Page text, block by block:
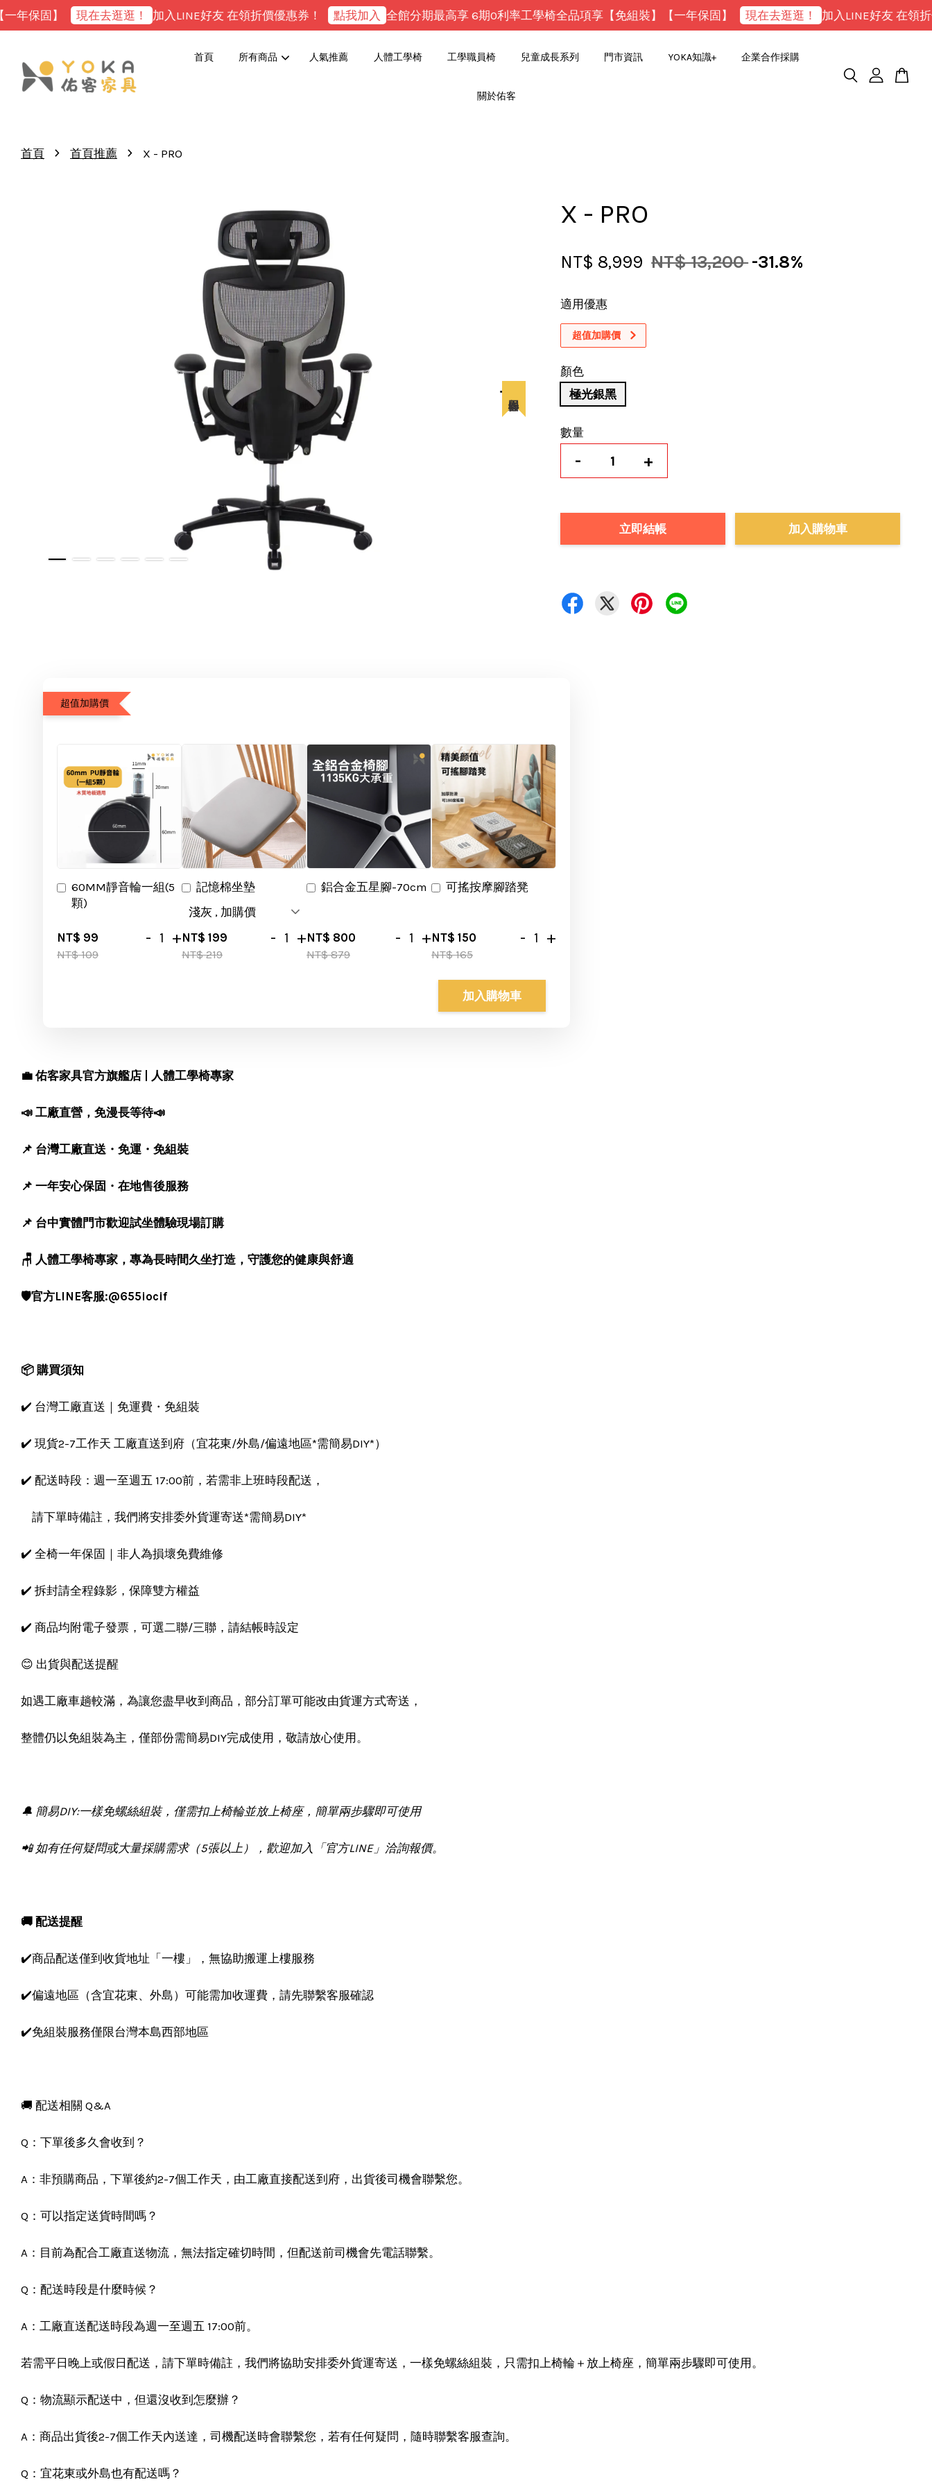
保固】 現在去逛逛！ 加入LINE好友 在領折價優惠券！ 點我加入 全館分期最高享 6期0利率工學椅全品項享【免組裝】【一年保固】 現在去逛逛！ 加入LINE好友 在領折價
首頁 所有商品 人氣推薦 人體工學椅 工學職員椅 兒童成長系列 門市資訊 YOKA知識+ 企業合作採購
關於佑客
首頁 › 首頁推薦 › X - PRO
X - PRO
NT$ 8,999 NT$ 13,200 -31.8%
適用優惠
超值加購價
顏色
極光銀黑
數量
- +
立即結帳 加入購物車
超值加購價
60MM靜音輪一組(5
顆)
NT$ 99
NT$ 109
- +
記憶棉坐墊
NT$ 199
NT$ 219
- +
鋁合金五星腳-70cm
NT$ 800
NT$ 879
- +
可搖按摩腳踏凳
NT$ 150
NT$ 165
- +
加入購物車
💼 佑客家具官方旗艦店 | 人體工學椅專家
📣 工廠直營，免漫長等待📣
📌 台灣工廠直送・免運・免組裝
📌 一年安心保固・在地售後服務
📌 台中實體門市歡迎試坐體驗現場訂購
🪑 人體工學椅專家，專為長時間久坐打造，守護您的健康與舒適
🛡️官方LINE客服:@655iocif
📦 購買須知
✔️ 台灣工廠直送｜免運費・免組裝
✔️ 現貨2-7工作天 工廠直送到府（宜花東/外島/偏遠地區*需簡易DIY*）
✔️ 配送時段：週一至週五 17:00前，若需非上班時段配送，
請下單時備註，我們將安排委外貨運寄送*需簡易DIY*
✔️ 全椅一年保固｜非人為損壞免費維修
✔️ 拆封請全程錄影，保障雙方權益
✔️ 商品均附電子發票，可選二聯/三聯，請結帳時設定
😊 出貨與配送提醒
如遇工廠車趟較滿，為讓您盡早收到商品，部分訂單可能改由貨運方式寄送，
整體仍以免組裝為主，僅部份需簡易DIY完成使用，敬請放心使用。
🔔 簡易DIY:一樣免螺絲組裝，僅需扣上椅輪並放上椅座，簡單兩步驟即可使用
📲 如有任何疑問或大量採購需求（5張以上），歡迎加入「官方LINE」洽詢報價。
🚚 配送提醒
✔️商品配送僅到收貨地址「一樓」，無協助搬運上樓服務
✔️偏遠地區（含宜花東、外島）可能需加收運費，請先聯繫客服確認
✔️免組裝服務僅限台灣本島西部地區
🚚 配送相關 Q&A
Q：下單後多久會收到？
A：非預購商品，下單後約2-7個工作天，由工廠直接配送到府，出貨後司機會聯繫您。
Q：可以指定送貨時間嗎？
A：目前為配合工廠直送物流，無法指定確切時間，但配送前司機會先電話聯繫。
Q：配送時段是什麼時候？
A：工廠直送配送時段為週一至週五 17:00前。
若需平日晚上或假日配送，請下單時備註，我們將協助安排委外貨運寄送，一樣免螺絲組裝，只需扣上椅輪＋放上椅座，簡單兩步驟即可使用。
Q：物流顯示配送中，但還沒收到怎麼辦？
A：商品出貨後2-7個工作天內送達，司機配送時會聯繫您，若有任何疑問，隨時聯繫客服查詢。
Q：宜花東或外島也有配送嗎？